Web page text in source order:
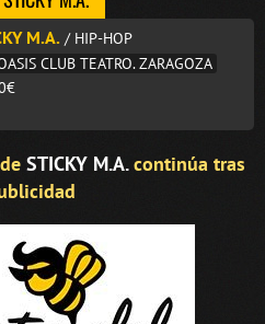
M.A. / HIP-HOP
CLUB TEATRO. ZARAGOZA
STICKY M.A.continúa tras